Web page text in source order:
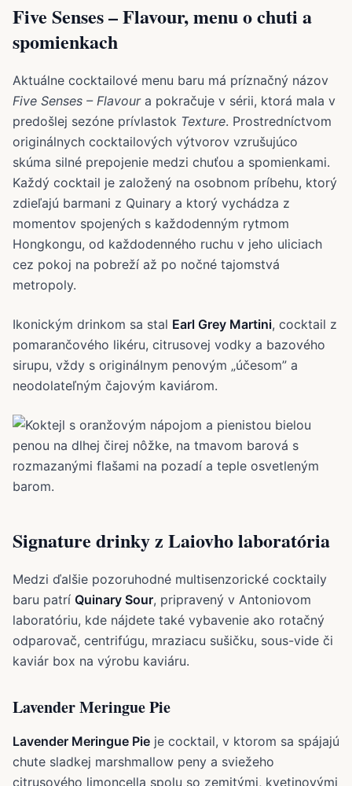
Five Senses – Flavour, menu o chuti a
spomienkach
Aktuálne cocktailové menu baru má príznačný názov
Five Senses – Flavoura pokračuje v sérii, ktorá mala v
predošlej sezóne prívlastok Texture. Prostredníctvom
originálnych cocktailových výtvorov vzrušujúco
skúma silné prepojenie medzi chuťou a spomienkami.
Každý cocktail je založený na osobnom príbehu, ktorý
zdieľajú barmani z Quinary a ktorý vychádza z
momentov spojených s každodenným rytmom
Hongkongu, od každodenného ruchu v jeho uliciach
cez pokoj na pobreží až po nočné tajomstvá
metropoly.
Ikonickým drinkom sa stal Earl Grey Martini, cocktail z
pomarančového likéru, citrusovej vodky a bazového
sirupu, vždy s originálnym penovým „účesom” a
neodolateľným čajovým kaviárom.
Signature drinky z Laiovho laboratória
Medzi ďalšie pozoruhodné multisenzorické cocktaily
baru patrí Quinary Sour, pripravený v Antoniovom
laboratóriu, kde nájdete také vybavenie ako rotačný
odparovač, centrifúgu, mraziacu sušičku, sous-vide či
kaviár box na výrobu kaviáru.
Lavender Meringue Pie
Lavender Meringue Pie je cocktail, v ktorom sa spájajú
chute sladkej marshmallow peny a sviežeho
citrusového limoncella spolu so zemitými, kvetinovými